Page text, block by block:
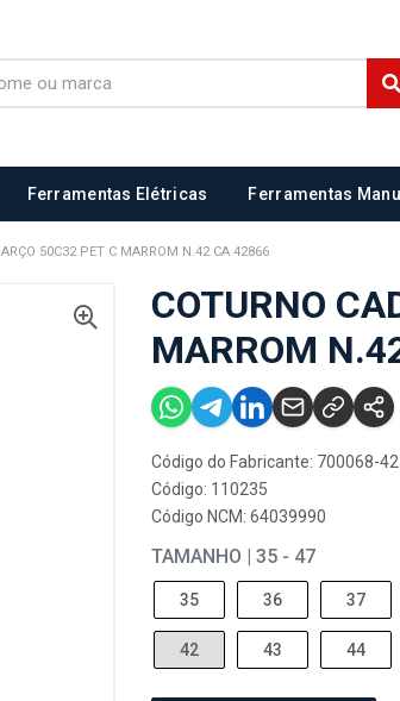
Ferramentas Elétricas Ferramentas
50C32 PET C MARROM N.42 CA 42866
COTURNO
MARROM
Código do Fabricante: 700068-42
Código: 110235
Código NCM: 64039990
TAMANHO | 35 - 47
35 36 37
42 43 44